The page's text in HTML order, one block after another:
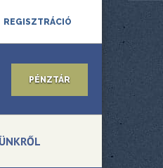
REGISZTRÁCIÓ
PÉNZTÁR